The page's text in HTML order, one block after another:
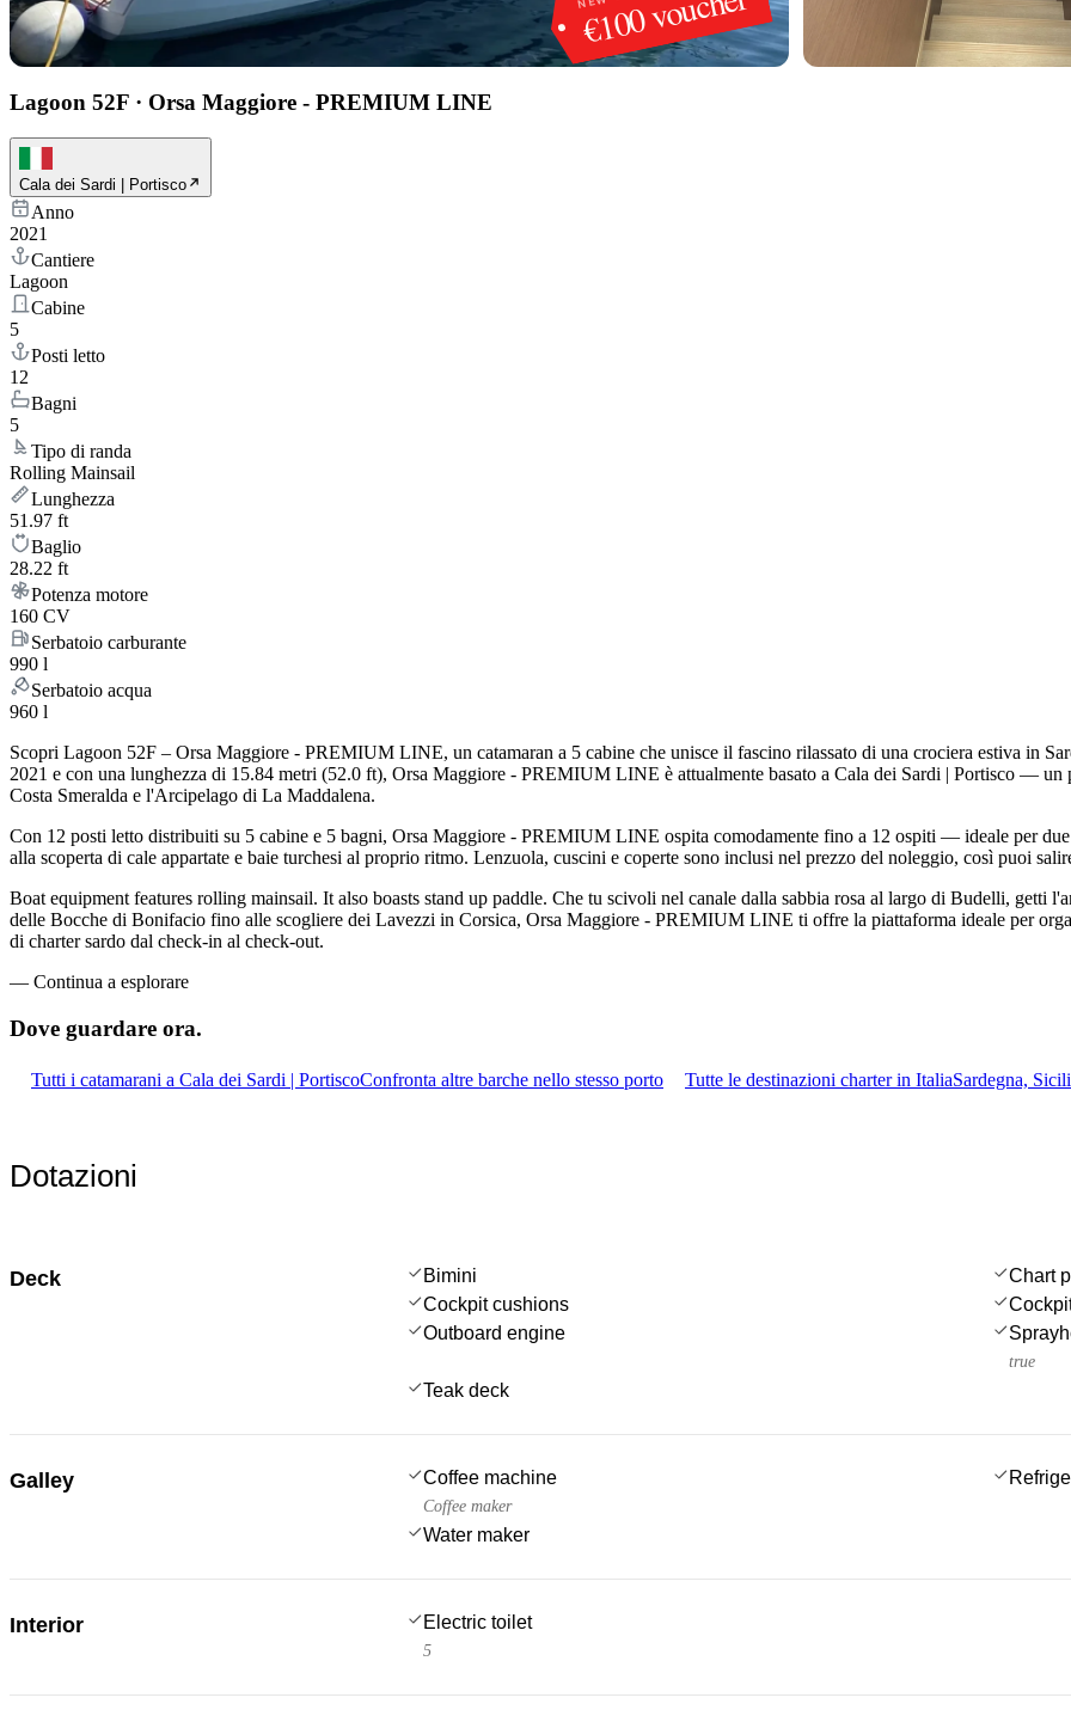
Lagoon 52F · Orsa Maggiore - PREMIUM LINE
Cala dei Sardi | Portisco
Anno
2021
Cantiere
Lagoon
Cabine
5
Posti letto
12
Bagni
5
Tipo di randa
Rolling Mainsail
Lunghezza
51.97 ft
Baglio
28.22 ft
Potenza motore
160 CV
Serbatoio carburante
990 l
Serbatoio acqua
960 l
Scopri Lagoon 52F – Orsa Maggiore - PREMIUM LINE, un catamaran a 5 cabine che unisce il fascino rilassato di una crociera estiva in
2021 e con una lunghezza di 15.84 metri (52.0 ft), Orsa Maggiore - PREMIUM LINE è attualmente basato a Cala dei Sardi | Portisco — un
Costa Smeralda e l'Arcipelago di La Maddalena.
Con 12 posti letto distribuiti su 5 cabine e 5 bagni, Orsa Maggiore - PREMIUM LINE ospita comodamente fino a 12 ospiti — ideale per
alla scoperta di cale appartate e baie turchesi al proprio ritmo. Lenzuola, cuscini e coperte sono inclusi nel prezzo del noleggio, così puoi
Boat equipment features rolling mainsail. It also boasts stand up paddle. Che tu scivoli nel canale dalla sabbia rosa al largo di Budelli, getti
delle Bocche di Bonifacio fino alle scogliere dei Lavezzi in Corsica, Orsa Maggiore - PREMIUM LINE ti offre la piattaforma ideale per
di charter sardo dal check-in al check-out.
— Continua a esplorare
Dove guardare ora.
Tutti i catamarani a Cala dei Sardi | PortiscoConfronta altre barche nello stesso porto Tutte le destinazioni charter in ItaliaSardegna,
Dotazioni
Deck Bimini
Chart
Cockpit cushions
Outboard engine
true
Teak deck
Galley Coffee machine
Coffee maker
Water maker
Interior Electric toilet
5